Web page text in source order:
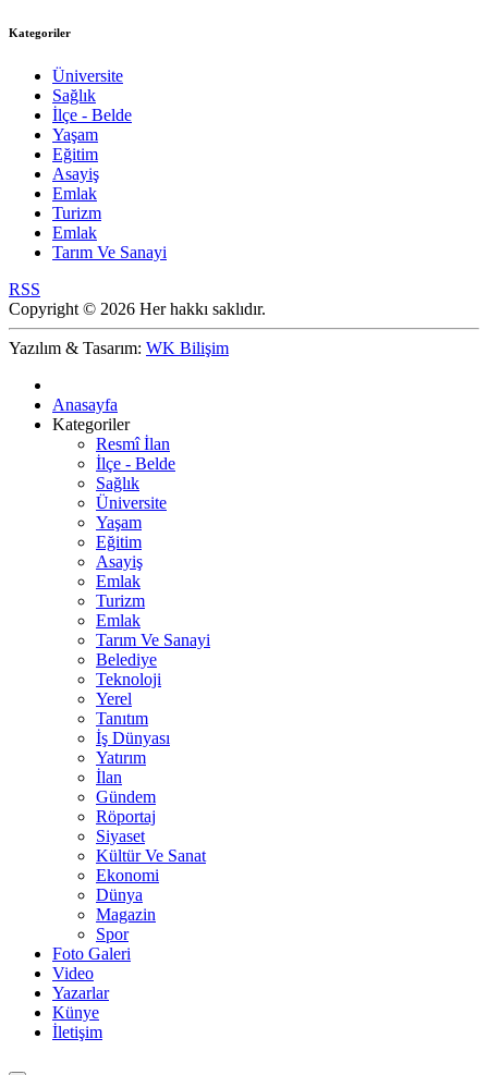
Kategoriler
Üniversite
Sağlık
İlçe - Belde
Yaşam
Eğitim
Asayiş
Emlak
Turizm
Emlak
Tarım Ve Sanayi
RSS
Copyright © 2026 Her hakkı saklıdır.
Yazılım & Tasarım: WK Bilişim
Anasayfa
Kategoriler
Resmî İlan
İlçe - Belde
Sağlık
Üniversite
Yaşam
Eğitim
Asayiş
Emlak
Turizm
Emlak
Tarım Ve Sanayi
Belediye
Teknoloji
Yerel
Tanıtım
İş Dünyası
Yatırım
İlan
Gündem
Röportaj
Siyaset
Kültür Ve Sanat
Ekonomi
Dünya
Magazin
Spor
Foto Galeri
Video
Yazarlar
Künye
İletişim